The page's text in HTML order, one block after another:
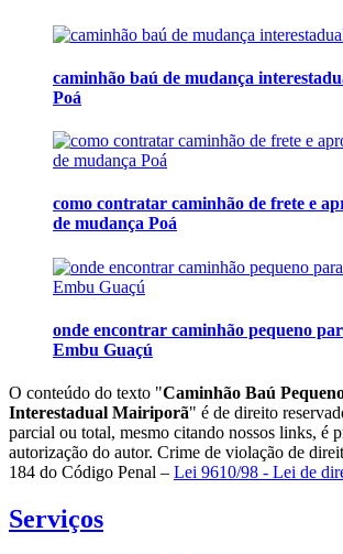
caminhão baú de mudança
Poá
como contratar caminhão de frete e
de mudança Poá
onde encontrar caminhão pequeno
Embu Guaçú
O conteúdo do texto "Caminhão Baú
Interestadual Mairiporã" é de direito
parcial ou total, mesmo citando nossos links, é
autorização do autor. Crime de violação de
184 do Código Penal – Lei 9610/98 - Lei de
Serviços